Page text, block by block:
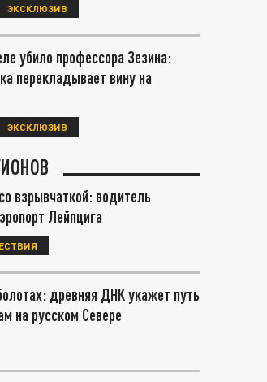
ЭКСКЛЮЗИВ
убило профессора Зезина:
перекладывает вину на
ЭКСКЛЮЗИВ
взрывчаткой: водитель
Лейпцига
древняя ДНК укажет путь
на русском Севере